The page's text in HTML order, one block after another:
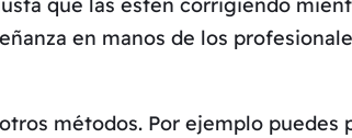
que las estén corrigiendo
en manos de los
métodos. Por ejemplo puedes